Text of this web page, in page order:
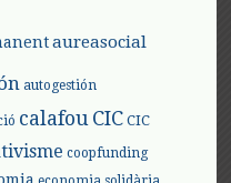
aureasocial
autogestión
calafou CIC CIC
coopfunding